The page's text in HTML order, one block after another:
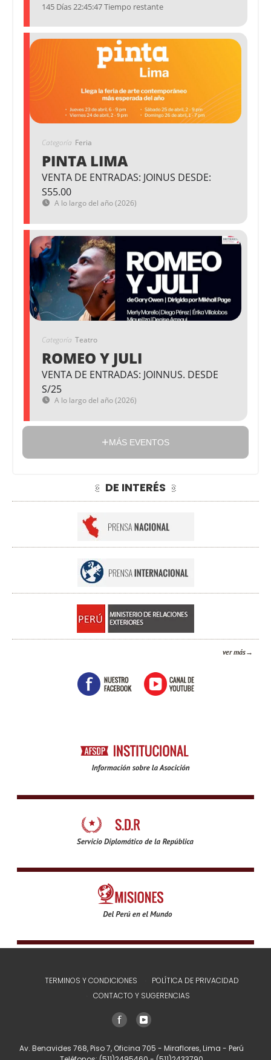
145 Días 22:45:47 Tiempo restante
Categoría Feria
PINTA LIMA
VENTA DE ENTRADAS: JOINUS DESDE:
S55.00
A lo largo del año (2026)
Categoría Teatro
ROMEO Y JULI
VENTA DE ENTRADAS: JOINNUS. DESDE
S/25
A lo largo del año (2026)
MÁS EVENTOS
DE INTERÉS
ver más
TERMINOS Y CONDICIONES
POLÍTICA DE PRIVACIDAD
CONTACTO Y SUGERENCIAS
Av. Benavides 768, Piso 7, Oficina 705 - Miraflores, Lima - Perú